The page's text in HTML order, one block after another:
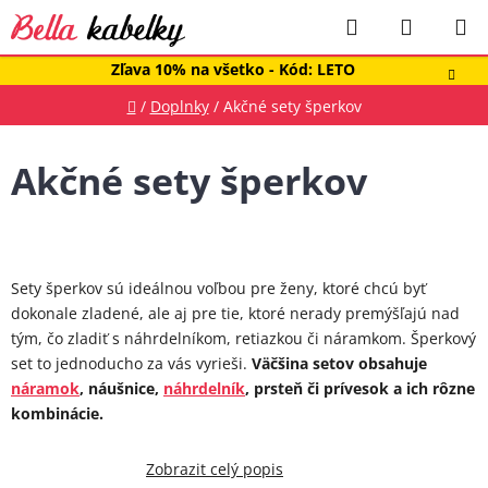
Prejsť
na
obsah
Zľava 10% na všetko - Kód: LETO
Hľadať
KOŠÍK
Domov
/ Doplnky / Akčné sety šperkov
Akčné sety šperkov
Sety šperkov sú ideálnou voľbou pre ženy, ktoré chcú byť
dokonale zladené, ale aj pre tie, ktoré nerady premýšľajú nad
tým, čo zladiť s náhrdelníkom, retiazkou či náramkom. Šperkový
set to jednoducho za vás vyrieši. Väčšina setov obsahuje
náramok, náušnice, náhrdelník, prsteň či prívesok a ich rôzne
kombinácie.
Akčné sety šperkov majú jeden ústredný motív a nesú sa
Zobrazit celý popis